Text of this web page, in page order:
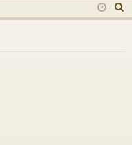
el rie
u